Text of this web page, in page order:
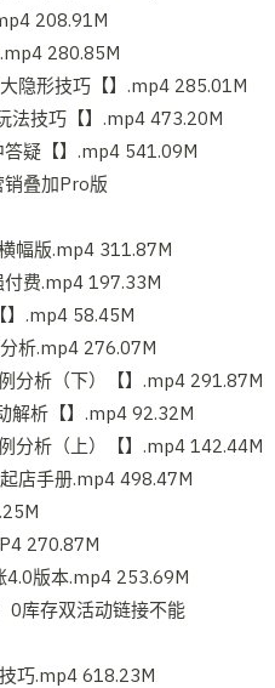
208.91M
280.85M
隐形技巧【】.mp4 285.01M
法技巧【】.mp4 473.20M
疑【】.mp4 541.09M
叠加Pro版
幅版.mp4 311.87M
费.mp4 197.33M
.mp4 58.45M
析.mp4 276.07M
分析（下）【】.mp4 291.87M
解析【】.mp4 92.32M
分析（上）【】.mp4 142.44M
店手册.mp4 498.47M
270.87M
版本.mp4 253.69M
0库存双活动链接不能
巧.mp4 618.23M